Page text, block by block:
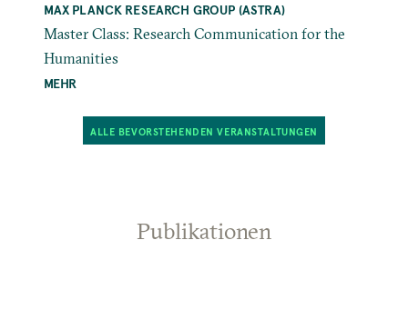
MAX PLANCK RESEARCH GROUP (ASTRA)
Master Class: Research Communication for the
Humanities
MEHR
ALLE BEVORSTEHENDEN VERANSTALTUNGEN
Publikationen